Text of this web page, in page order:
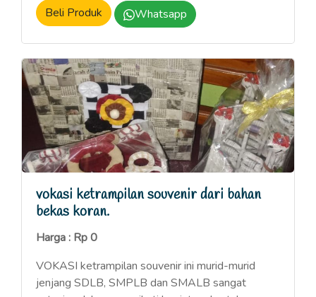
Beli Produk Whatsapp
vokasi ketrampilan souvenir dari bahan
bekas koran.
Harga : Rp 0
VOKASI ketrampilan souvenir ini murid-murid
jenjang SDLB, SMPLB dan SMALB sangat